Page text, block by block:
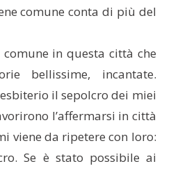
comune conta di più del
comune in questa città che
bellissime, incantate.
il sepolcro dei miei
l’affermarsi in città
viene da ripetere con loro:
Se è stato possibile ai